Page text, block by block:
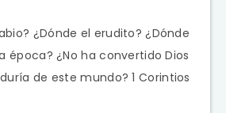
¿Dónde el erudito? ¿Dónde
época? ¿No ha convertido Dios
de este mundo? 1 Corintios